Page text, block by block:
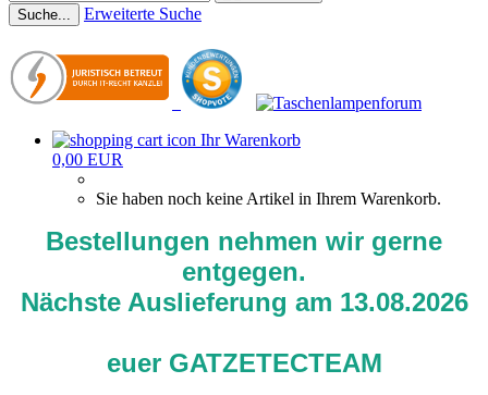
Suche... Erweiterte Suche
Ihr Warenkorb
0,00 EUR
Sie haben noch keine Artikel in Ihrem Warenkorb.
Bestellungen nehmen wir gerne
entgegen.
Nächste Auslieferung am 13.08.2026
euer GATZETECTEAM